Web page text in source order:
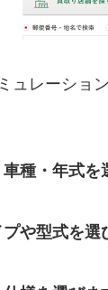
ュレーショ
種・年式を
や型式を選